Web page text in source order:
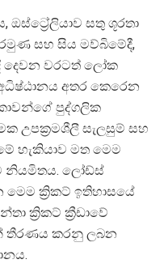
ඔස්ට්රේලියාව සතු ශූරතා
සහ සිය මව්බිමේදී,
දෙවන වරටත් ලෝක
අතර කෙරෙන
පුද්ගලික
උපක්රමශීලී සැලසුම් සහ
හැකියාව මත මෙම
නියමිතය. ලෝඩ්ස්
මෙම ක්රිකට් ඉතිහාසයේ
ක්රිකට් ක්රීඩාවේ
තීරණය කරනු ලබන